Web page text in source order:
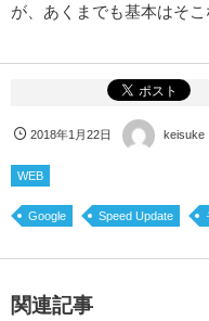
が、あくまでも基本はそ
2018年1月22日 keisuke
WEB
Google Speed Update
関連記事